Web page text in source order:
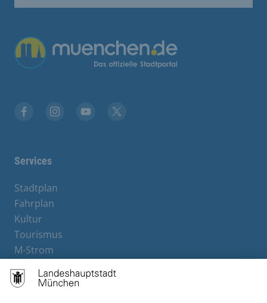
Übergreifende Links
Services
Stadtplan
Fahrplan
Kultur
Tourismus
M-Strom
Hotels